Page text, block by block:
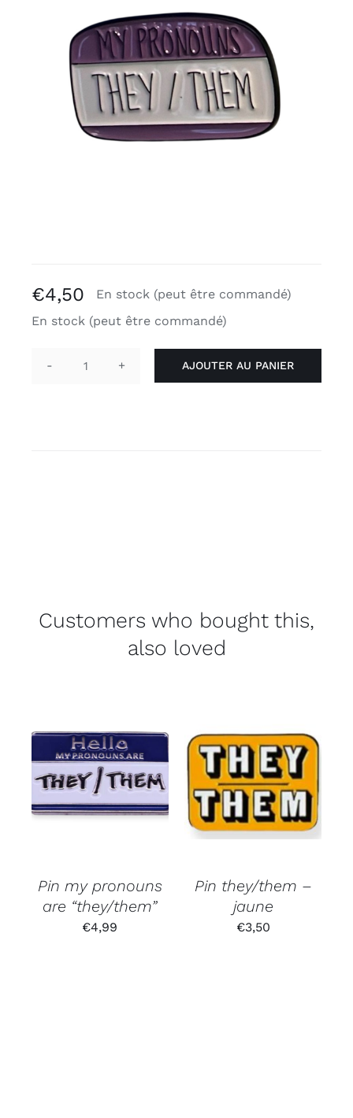
Binders (de poitrine) gratuits
Review Levi
€4,50
En stock (peut être commandé)
En stock (peut être commandé)
AJOUTER AU PANIER
Customers who bought this,
also loved
Pin my pronouns
are “they/them”
€4,99
Pin they/them –
jaune
€3,50